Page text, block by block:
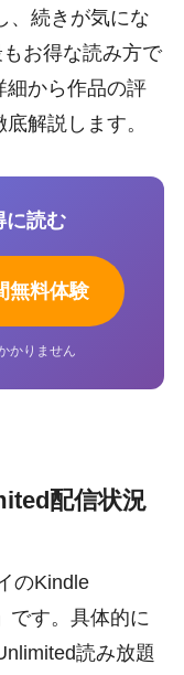
、続きが気にな
お得な読み方で
細から作品の評
解説します。
に読む
無料体験
かりません
配信状況
のKindle
です。具体的に
読み放題